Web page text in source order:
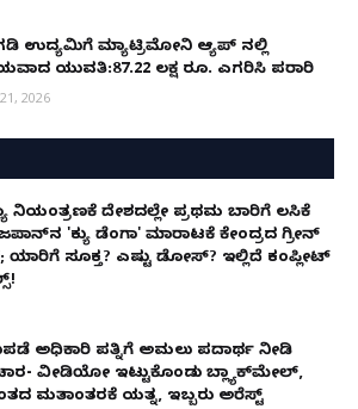
ಉದ್ಯಮಿಗೆ ಮ್ಯಾಟ್ರಿಮೋನಿ ಆ್ಯಪ್ ನಲ್ಲಿ
ಯುವತಿ:87.22 ಲಕ್ಷ ರೂ. ಎಗರಿಸಿ ಪರಾರಿ
2026
ನಿಯಂತ್ರಣಕ್ಕೆ ದೇಶದಲ್ಲೇ ಪ್ರಥಮ ಬಾರಿಗೆ ಲಸಿಕೆ
'ಕ್ಯು ಡೆಂಗಾ' ಮಾರಾಟಕ್ಕೆ ಕೇಂದ್ರದ ಗ್ರೀನ್
ಯಾರಿಗೆ ಸೂಕ್ತ? ಎಷ್ಟು ಡೋಸ್? ಇಲ್ಲಿದೆ ಕಂಪ್ಲೀಟ್
ಅಧಿಕಾರಿ ಪತ್ನಿಗೆ ಅಮಲು ಪದಾರ್ಥ ನೀಡಿ
ವೀಡಿಯೋ ಇಟ್ಟುಕೊಂಡು ಬ್ಲ್ಯಾಕ್‌ಮೇಲ್,
ಮತಾಂತರಕ್ಕೆ ಯತ್ನ, ಇಬ್ಬರು ಅರೆಸ್ಟ್